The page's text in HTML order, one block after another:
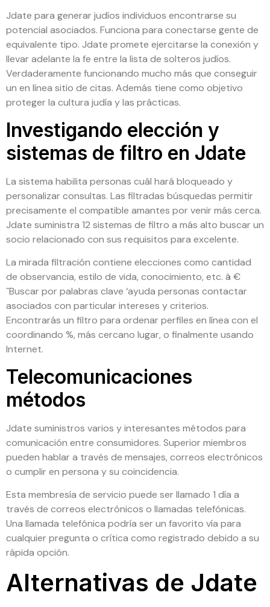
Jdate para generar judíos individuos encontrarse su
potencial asociados. Funciona para conectarse gente de
equivalente tipo. Jdate promete ejercitarse la conexión y
llevar adelante la fe entre la lista de solteros judíos.
Verdaderamente funcionando mucho más que conseguir
un en línea sitio de citas. Además tiene como objetivo
proteger la cultura judía y las prácticas.
Investigando elección y
sistemas de filtro en Jdate
La sistema habilita personas cuál hará bloqueado y
personalizar consultas. Las filtradas búsquedas permitir
precisamente el compatible amantes por venir más cerca.
Jdate suministra 12 sistemas de filtro a más alto buscar un
socio relacionado con sus requisitos para excelente.
La mirada filtración contiene elecciones como cantidad
de observancia, estilo de vida, conocimiento, etc. â €
˜Buscar por palabras clave ‘ayuda personas contactar
asociados con particular intereses y criterios.
Encontrarás un filtro para ordenar perfiles en línea con el
coordinando %, más cercano lugar, o finalmente usando
Internet.
Telecomunicaciones
métodos
Jdate suministros varios y interesantes métodos para
comunicación entre consumidores. Superior miembros
pueden hablar a través de mensajes, correos electrónicos
o cumplir en persona y su coincidencia.
Esta membresía de servicio puede ser llamado 1 día a
través de correos electrónicos o llamadas telefónicas.
Una llamada telefónica podría ser un favorito vía para
cualquier pregunta o crítica como registrado debido a su
rápida opción.
Alternativas de Jdate